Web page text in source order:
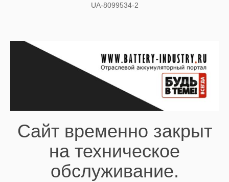
UA-8099534-2
Сайт временно закрыт
на техническое
обслуживание.